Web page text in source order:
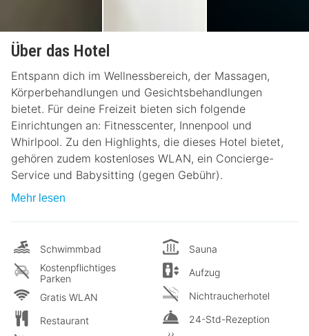
Über das Hotel
Entspann dich im Wellnessbereich, der Massagen,
Körperbehandlungen und Gesichtsbehandlungen
bietet. Für deine Freizeit bieten sich folgende
Einrichtungen an: Fitnesscenter, Innenpool und
Whirlpool. Zu den Highlights, die dieses Hotel bietet,
gehören zudem kostenloses WLAN, ein Concierge-
Service und Babysitting (gegen Gebühr).
Mehr lesen
Schwimmbad
Kostenpflichtiges
Parken
Gratis WLAN
Restaurant
Sauna
Aufzug
Nichtraucherhotel
24-Std-Rezeption